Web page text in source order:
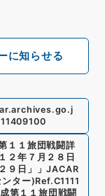
に知らせる
１１旅団戦闘詳
年７月２８日
９日」
」JACAR
ター)Ref.C1111
第１１旅団戦闘